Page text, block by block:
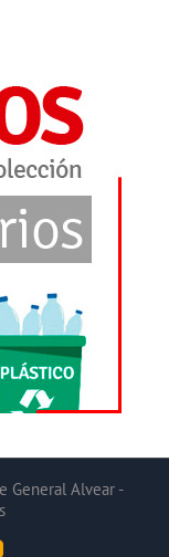
General Alvear -
YouTube